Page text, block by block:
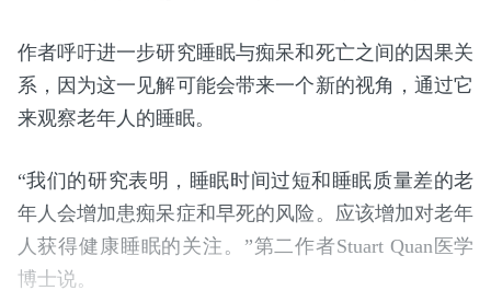
作者呼吁进一步研究睡眠与痴呆和死亡之间的因果关
系，因为这一见解可能会带来一个新的视角，通过它
来观察老年人的睡眠。
“我们的研究表明，睡眠时间过短和睡眠质量差的老
年人会增加患痴呆症和早死的风险。应该增加对老年
人获得健康睡眠的关注。”第二作者Stuart Quan医学
博士说。